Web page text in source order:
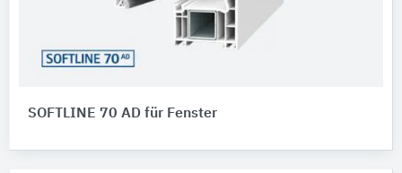
SOFTLINE 70 AD für Fenster